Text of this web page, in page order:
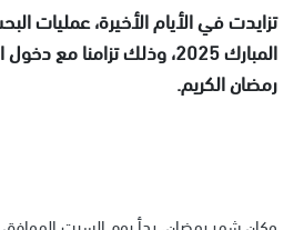
تزايدت في الأيام الأخيرة، عمليات
المبارك 2025، وذلك تزامنا
رمضان الكريم.